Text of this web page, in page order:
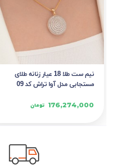
نیم ست طلا 18 عیار زنانه طلای
مستجابی مدل آوا تراش کد 09
176,274,000 تومان